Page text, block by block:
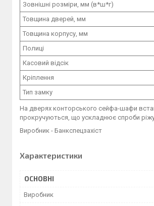
Зовнішні розміри, мм (в*ш*г)
Товщина дверей, мм
Товщина корпусу, мм
Полиці
Касовий відсік
Кріплення
Тип замку
На дверях конторського сейфа-шафи
прокручуються, що ускладнює спроби
Виробник - Банкспецзахіст
Характеристики
ОСНОВНІ
Виробник